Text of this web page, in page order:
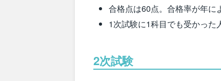
合格点は60点。合格率が年に
1次試験に1科目でも受かった
2次試験